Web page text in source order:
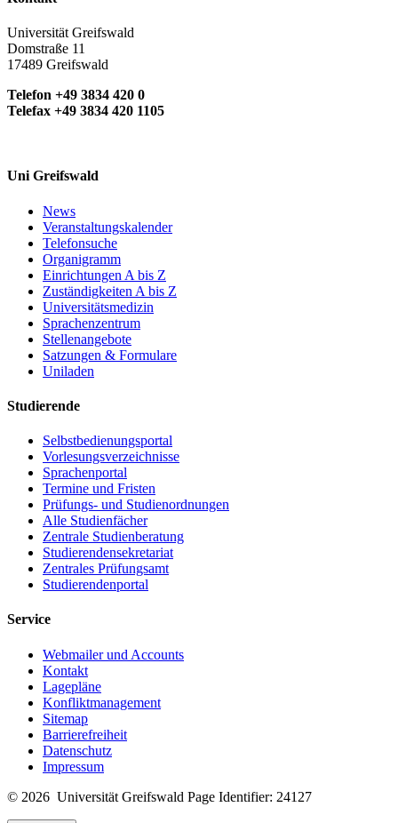
Universität Greifswald
Domstraße 11
17489 Greifswald
Telefon +49 3834 420 0
Telefax +49 3834 420 1105
Uni Greifswald
News
Veranstaltungskalender
Telefonsuche
Organigramm
Einrichtungen A bis Z
Zuständigkeiten A bis Z
Universitätsmedizin
Sprachenzentrum
Stellenangebote
Satzungen & Formulare
Uniladen
Studierende
Selbstbedienungsportal
Vorlesungsverzeichnisse
Sprachenportal
Termine und Fristen
Prüfungs- und Studienordnungen
Alle Studienfächer
Zentrale Studienberatung
Studierendensekretariat
Zentrales Prüfungsamt
Studierendenportal
Service
Webmailer und Accounts
Kontakt
Lagepläne
Konfliktmanagement
Sitemap
Barrierefreiheit
Datenschutz
Impressum
© 2026 Universität Greifswald Page Identifier: 24127